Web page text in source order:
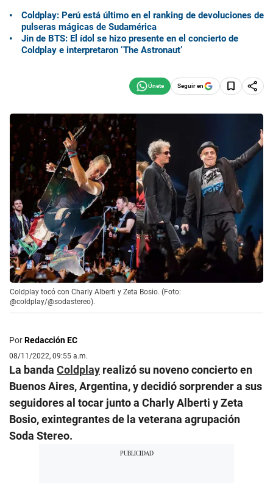
Coldplay: Perú está último en el ranking de devoluciones de
pulseras mágicas de Sudamérica
Jin de BTS: El ídol se hizo presente en el concierto de
Coldplay e interpretaron ‘The Astronaut’
Seguir en
Coldplay tocó con Charly Alberti y Zeta Bosio. (Foto:
@coldplay/@sodastereo).
PorRedacción EC
08/11/2022, 09:55 a.m.
La banda Coldplay realizó su noveno concierto en
Buenos Aires, Argentina, y decidió sorprender a sus
seguidores al tocar junto a Charly Alberti y Zeta
Bosio, exintegrantes de la veterana agrupación
Soda Stereo.